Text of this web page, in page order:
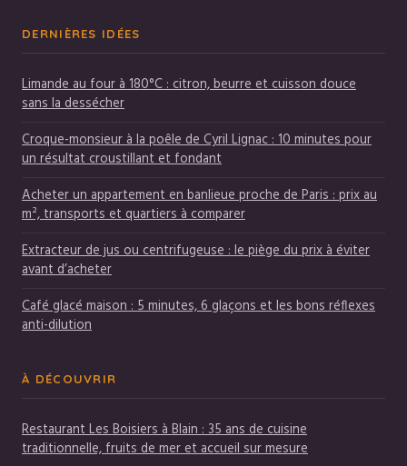
DERNIÈRES IDÉES
Limande au four à 180°C : citron, beurre et cuisson douce
sans la dessécher
Croque-monsieur à la poêle de Cyril Lignac : 10 minutes pour
un résultat croustillant et fondant
Acheter un appartement en banlieue proche de Paris : prix au
m², transports et quartiers à comparer
Extracteur de jus ou centrifugeuse : le piège du prix à éviter
avant d’acheter
Café glacé maison : 5 minutes, 6 glaçons et les bons réflexes
anti-dilution
À DÉCOUVRIR
Restaurant Les Boisiers à Blain : 35 ans de cuisine
traditionnelle, fruits de mer et accueil sur mesure